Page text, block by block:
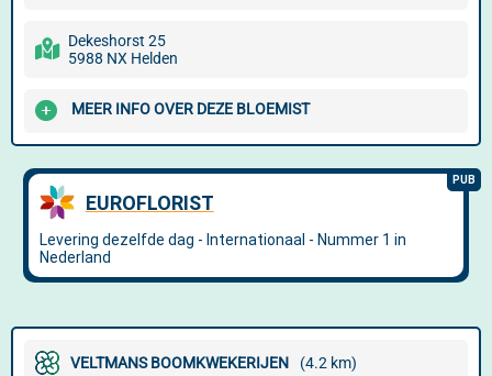
Dekeshorst 25
5988 NX Helden
MEER INFO OVER DEZE BLOEMIST
VELTMANS BOOMKWEKERIJEN (4.2 km)